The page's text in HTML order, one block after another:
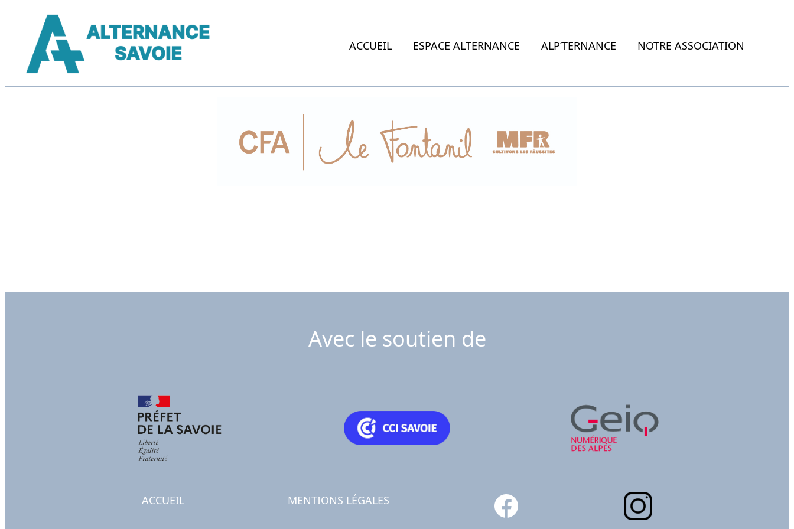
ACCUEIL ESPACE ALTERNANCE ALP’TERNANCE NOTRE ASSOCIATION
Avec le soutien de
ACCUEIL MENTIONS LÉGALES